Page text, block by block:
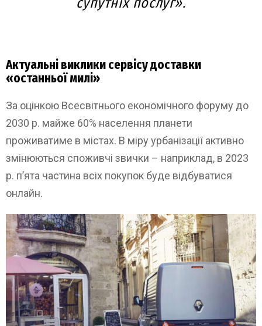
Актуальні виклики сервісу доставки
«останньої милі»
За оцінкою Всесвітнього економічного форуму до
2030 р. майже 60% населення планети
проживатиме в містах. В міру урбанізації активно
змінюються споживчі звички – наприклад, в 2023
р. п’ята частина всіх покупок буде відбуватися
онлайн.